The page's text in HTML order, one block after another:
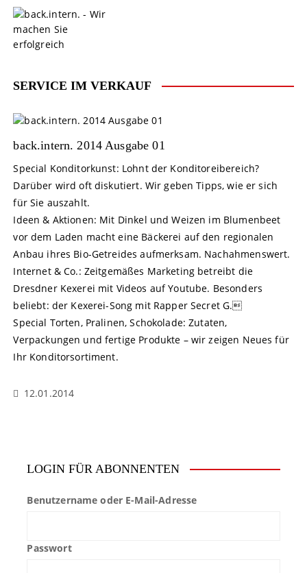
SERVICE IM VERKAUF
back.intern. 2014 Ausgabe 01
Special Konditorkunst: Lohnt der Konditoreibereich?
Darüber wird oft diskutiert. Wir geben Tipps, wie er sich
für Sie auszahlt.
Ideen & Aktionen: Mit Dinkel und Weizen im Blumenbeet
vor dem Laden macht eine Bäckerei auf den regionalen
Anbau ihres Bio-Getreides aufmerksam. Nachahmenswert.
Internet & Co.: Zeitgemäßes Marketing betreibt die
Dresdner Kexerei mit Videos auf Youtube. Besonders
beliebt: der Kexerei-Song mit Rapper Secret G.
Special Torten, Pralinen, Schokolade: Zutaten,
Verpackungen und fertige Produkte – wir zeigen Neues für
Ihr Konditorsortiment.
12.01.2014
LOGIN FÜR ABONNENTEN
Benutzername oder E-Mail-Adresse
Passwort